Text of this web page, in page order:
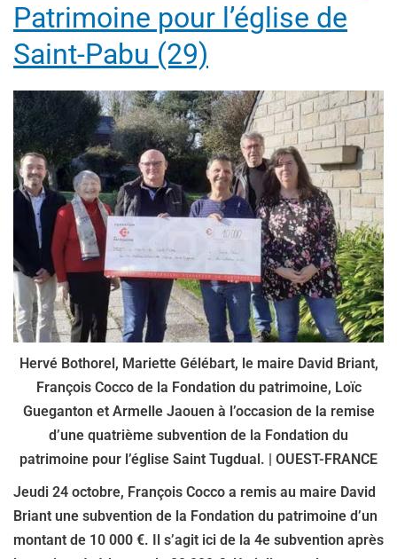
Patrimoine pour l’église de
Saint-Pabu (29)
Hervé Bothorel, Mariette Gélébart, le maire David Briant,
François Cocco de la Fondation du patrimoine, Loïc
Gueganton et Armelle Jaouen à l’occasion de la remise
d’une quatrième subvention de la Fondation du
patrimoine pour l’église Saint Tugdual. | OUEST-FRANCE
Jeudi 24 octobre, François Cocco a remis au maire David
Briant une subvention de la Fondation du patrimoine d’un
montant de 10 000 €. Il s’agit ici de la 4e subvention après